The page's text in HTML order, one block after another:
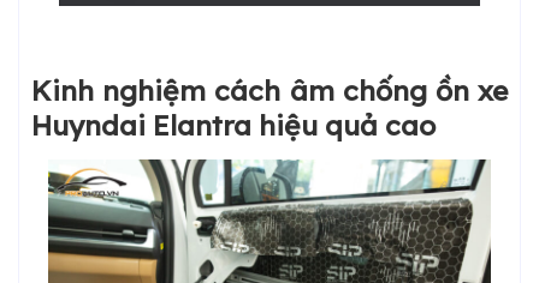
Kinh nghiệm cách âm chống ồn xe
Huyndai Elantra hiệu quả cao